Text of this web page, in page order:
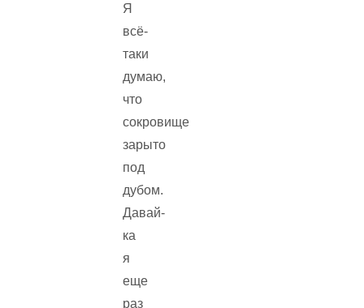
Я
всё-
таки
думаю,
что
сокровище
зарыто
под
дубом.
Давай-
ка
я
еще
раз